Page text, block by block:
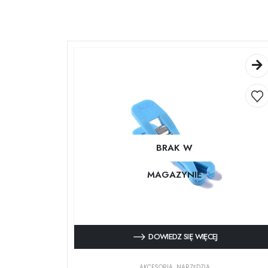
BRAK W
MAGAZYNIE
DOWIEDZ SIĘ WIĘCEJ